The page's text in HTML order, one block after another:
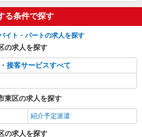
る条件で探す
イト・パートの求人を探す
の求人を探す
接客サービスすべて
東区の求人を探す
紹介予定派遣
の求人を探す